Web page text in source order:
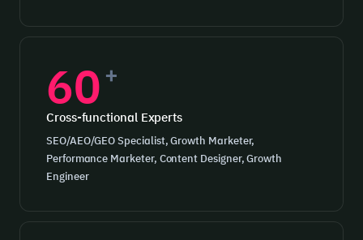
60 +
Cross-functional Experts
SEO/AEO/GEO Specialist, Growth Marketer,
Performance Marketer, Content Designer, Growth
Engineer